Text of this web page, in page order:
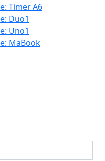
Timer A6
Duo1
Uno1
MaBook